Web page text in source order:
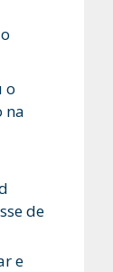
o
na
de
e